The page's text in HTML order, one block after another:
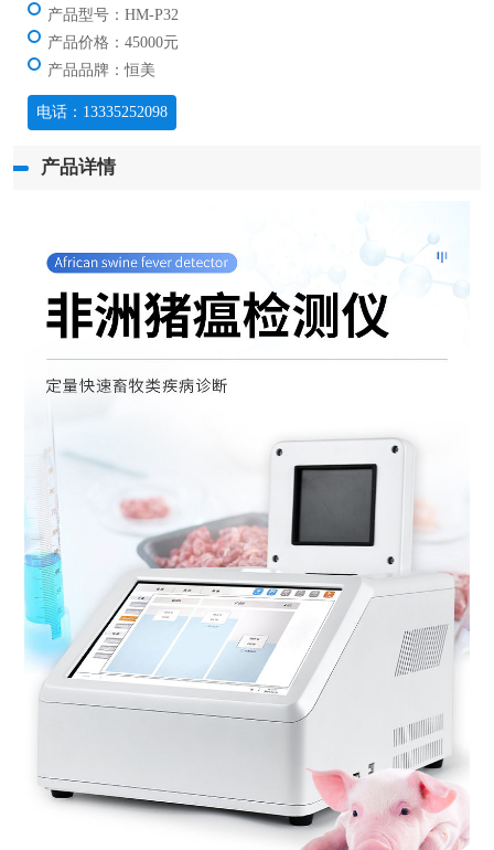
产品型号：HM-P32
产品价格：45000元
产品品牌：恒美
电话：13335252098
产品详情